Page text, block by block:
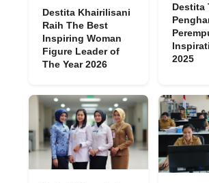
Destita Khairilisani
Raih The Best
Inspiring Woman
Figure Leader of
The Year 2026
Destita
2025